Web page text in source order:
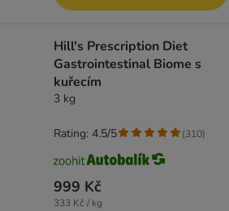
Hill's Prescription Diet
Gastrointestinal Biome s
kuřecím
3 kg
999 Kč
333 Kč / kg
Rating: 4.5/5 (310)